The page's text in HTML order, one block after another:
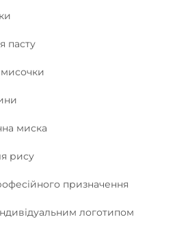
пасту
мисочки
миска
рису
призначення
логотипом